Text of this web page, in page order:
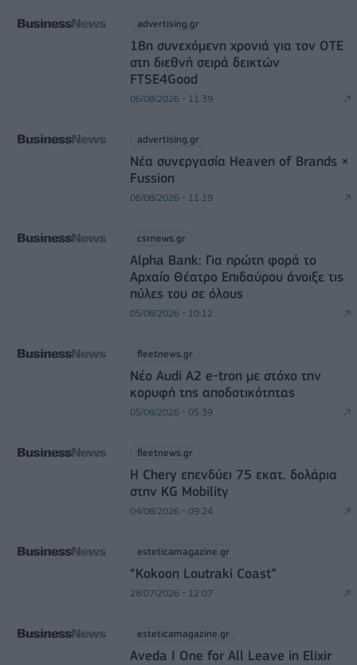
advertising.gr
18η συνεχόμενη χρονιά για τον ΟΤΕ
στη διεθνή σειρά δεικτών
FTSE4Good
06/08/2026 - 11:39
advertising.gr
Νέα συνεργασία Heaven of Brands ×
Fussion
06/08/2026 - 11:19
csrnews.gr
Alpha Bank: Για πρώτη φορά το
Αρχαίο Θέατρο Επιδαύρου άνοιξε τις
πύλες του σε όλους
05/08/2026 - 10:12
fleetnews.gr
Νέο Audi A2 e-tron με στόχο την
κορυφή της αποδοτικότητας
05/08/2026 - 05:39
fleetnews.gr
Η Chery επενδύει 75 εκατ. δολάρια
στην KG Mobility
04/08/2026 - 09:24
esteticamagazine.gr
“Kokoon Loutraki Coast”
28/07/2026 - 12:07
esteticamagazine.gr
Aveda I One for All Leave in Elixir